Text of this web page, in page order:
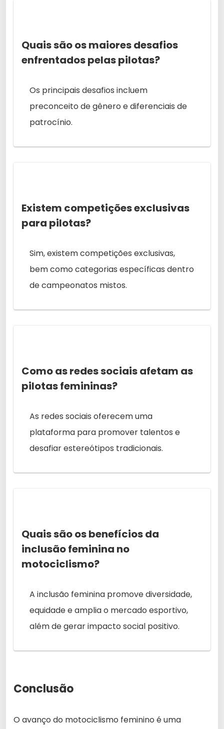
Quais são os maiores desafios
enfrentados pelas pilotas?
Os principais desafios incluem
preconceito de gênero e diferenciais de
patrocínio.
Existem competições exclusivas
para pilotas?
Sim, existem competições exclusivas,
bem como categorias específicas dentro
de campeonatos mistos.
Como as redes sociais afetam as
pilotas femininas?
As redes sociais oferecem uma
plataforma para promover talentos e
desafiar estereótipos tradicionais.
Quais são os benefícios da
inclusão feminina no
motociclismo?
A inclusão feminina promove diversidade,
equidade e amplia o mercado esportivo,
além de gerar impacto social positivo.
Conclusão
O avanço do motociclismo feminino é uma